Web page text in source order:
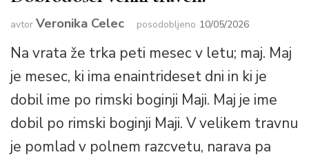
avtor Veronika Celec posodobljeno 10/05/2026
Na vrata že trka peti mesec v letu; maj. Maj
je mesec, ki ima enaintrideset dni in ki je
dobil ime po rimski boginji Maji. Maj je ime
dobil po rimski boginji Maji. V velikem travnu
je pomlad v polnem razcvetu, narava pa